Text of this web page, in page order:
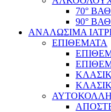
70°
90°
ΑΝΑΛΩΣΙΜΑ
ΕΠΙΘΕΜΑΤΑ